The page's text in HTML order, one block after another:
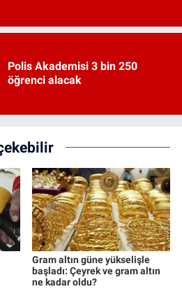
Polis Akademisi 3 bin 250
öğrenci alacak
Gram altın güne yükselişle
başladı: Çeyrek ve gram altın
ne kadar oldu?